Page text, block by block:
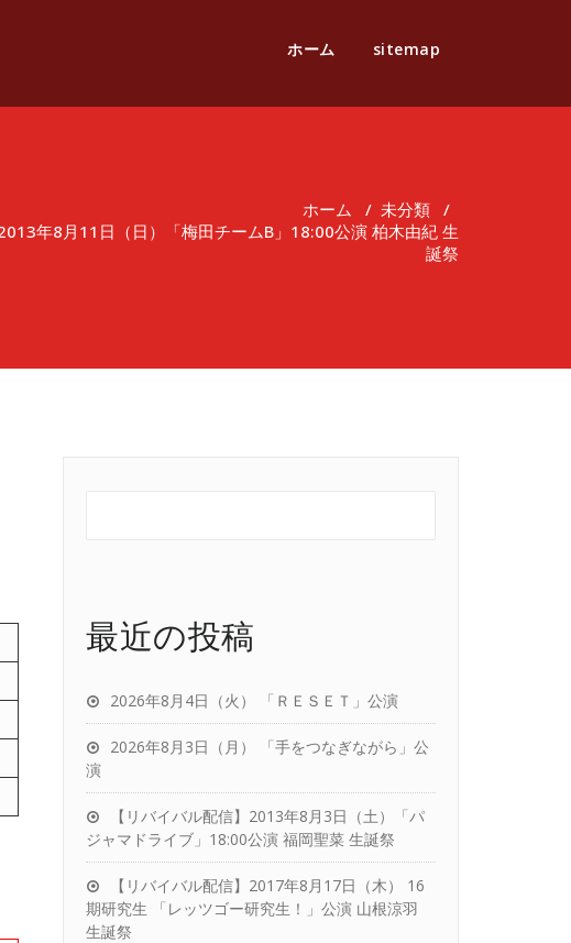
ホーム sitemap
ホーム / 未分類 /
年8月11日（日）「梅田チームB」18:00公演 柏木由紀 生
誕祭
最近の投稿
2026年8月4日（火） 「ＲＥＳＥＴ」公演
2026年8月3日（月） 「手をつなぎながら」公
演
【リバイバル配信】2013年8月3日（土）「パ
ジャマドライブ」18:00公演 福岡聖菜 生誕祭
【リバイバル配信】2017年8月17日（木） 16
期研究生 「レッツゴー研究生！」公演 山根涼羽
生誕祭